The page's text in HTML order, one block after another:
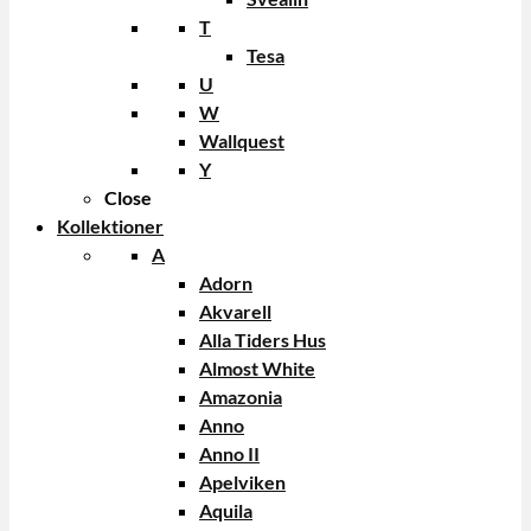
T
Tesa
U
W
Wallquest
Y
Close
Kollektioner
A
Adorn
Akvarell
Alla Tiders Hus
Almost White
Amazonia
Anno
Anno II
Apelviken
Aquila